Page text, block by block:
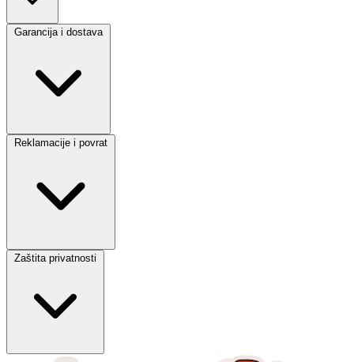
Garancija i dostava
Reklamacije i povrat
Zaštita privatnosti